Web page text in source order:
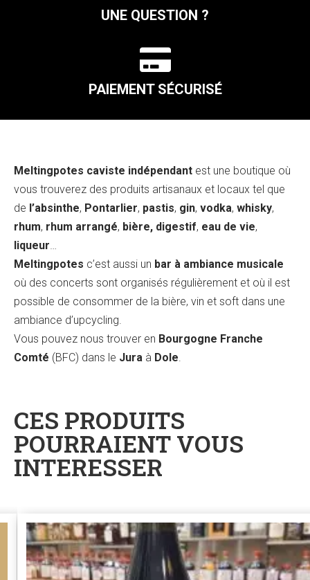
UNE QUESTION ?

PAIEMENT SÉCURISÉ
Meltingpotes caviste indépendant est une boutique où
vous trouverez des produits artisanaux et locaux tel que
de l’absinthe, Pontarlier, pastis, gin, vodka, whisky,
rhum, rhum arrangé, bière, digestif, eau de vie,
liqueur
Meltingpotes c’est aussi un bar à ambiance musicale
où des concerts sont organisés régulièrement et où il est
possible de consommer de la bière, vin et soft dans une
ambiance d’upcycling.
Vous pouvez nous trouver en Bourgogne Franche
Comté (BFC) dans le Jura à Dole
CES PRODUITS
POURRAIENT VOUS
INTERESSER